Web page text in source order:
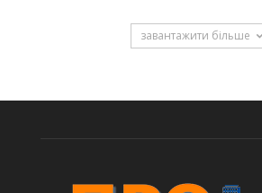
завантажити більше